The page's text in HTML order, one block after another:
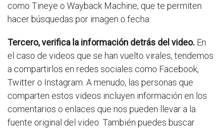
como Tineye o Wayback Machine, que te permiten
hacer búsquedas por imagen o fecha.
Tercero, verifica la información detrás del video. En
el caso de videos que se han vuelto virales, tendemos
a compartirlos en redes sociales como Facebook,
Twitter o Instagram. A menudo, las personas que
comparten estos videos incluyen información en los
comentarios o enlaces que nos pueden llevar a la
fuente original del video. También puedes buscar